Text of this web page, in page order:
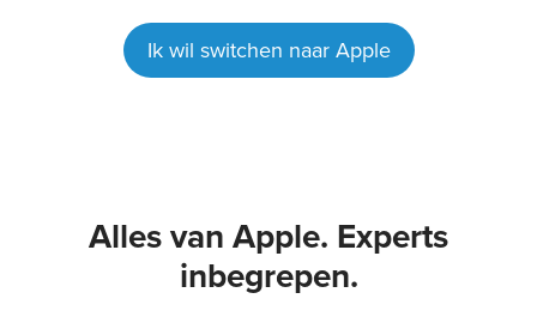
Ik wil switchen naar Apple
Alles van Apple. Experts
inbegrepen.